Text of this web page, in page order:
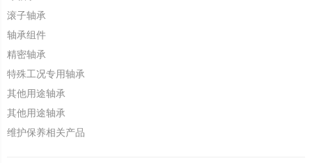
滚子轴承
轴承组件
精密轴承
特殊工况专用轴承
其他用途轴承
其他用途轴承
维护保养相关产品